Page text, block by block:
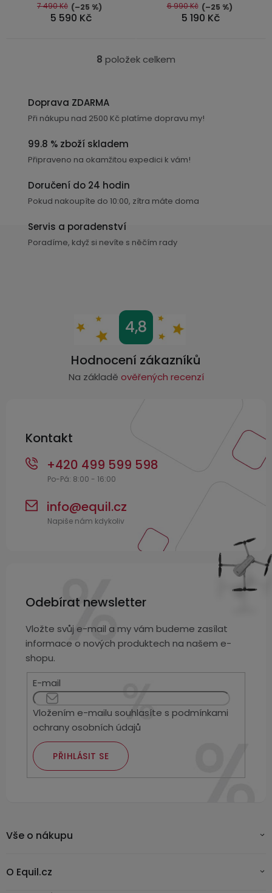
5 590 Kč
7 490 Kč (–25 %)
5 190 Kč
6 990 Kč (–25 %)
O
d
í
r
y
s
u
8 položek celkem
Doprava ZDARMA
Při nákupu nad 2500 Kč platíme dopravu my!
99.8 % zboží skladem
Připraveno na okamžitou expedici k vám!
Doručení do 24 hodin
Pokud nakoupíte do 10:00, zítra máte doma
Servis a poradenství
Poradíme, když si nevíte s něčím rady
4,8
Hodnocení zákazníků
Na základě ověřených recenzí
Kontakt
info@equil.cz
+420 499 599 598
Odebírat newsletter
Vložte svůj e-mail a my vám budeme zasílat
informace o nových produktech na našem e-
shopu.
E-mail
Vložením e-mailu souhlasíte spodmínkami
ochrany osobních údajů
PŘIHLÁSIT SE
Vše o nákupu
O Equil.cz